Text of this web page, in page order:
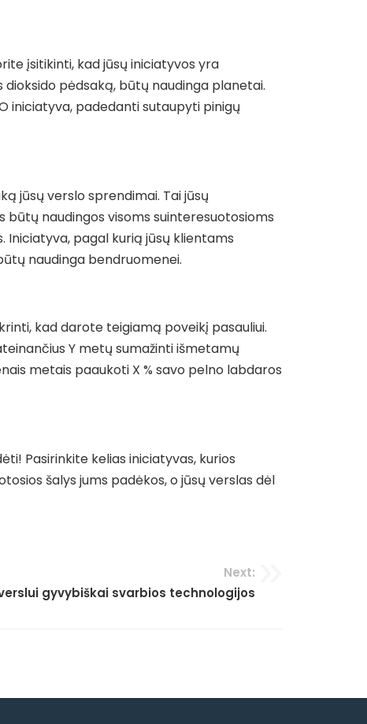
įsitikinti, kad jūsų iniciatyvos yra
dioksido pėdsaką, būtų naudinga planetai.
iniciatyva, padedanti sutaupyti pinigų
jūsų verslo sprendimai. Tai jūsų
būtų naudingos visoms suinteresuotosioms
Iniciatyva, pagal kurią jūsų klientams
naudinga bendruomenei.
kad darote teigiamą poveikį pasauliui.
Y metų sumažinti išmetamų
metais paaukoti X % savo pelno labdaros
Pasirinkite kelias iniciatyvas, kurios
šalys jums padėkos, o jūsų verslas dėl
Next:
gyvybiškai svarbios technologijos